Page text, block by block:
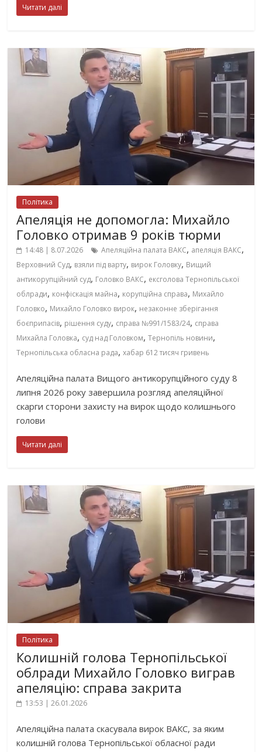
Читати далі
Політика
Апеляція не допомогла: Михайло
Головко отримав 9 років тюрми
14:48 | 8.07.2026 Апеляційна палата ВАКС, апеляція ВАКС,
Верховний Суд, взяли під варту, вирок Головку, Вищий
антикорупційний суд, Головко ВАКС, ексголова Тернопільської
облради, конфіскація майна, корупційна справа, Михайло
Головко, Михайло Головко вирок, незаконне зберігання
боєприпасів, рішення суду, справа №991/1583/24, справа
Михайла Головка, суд над Головком,Тернопіль новини,
Тернопільська обласна рада,хабар 612 тисяч гривень
Апеляційна палата Вищого антикорупційного суду 8
липня 2026 року завершила розгляд апеляційної
скарги сторони захисту на вирок щодо колишнього
голови
Читати далі
Політика
Колишній голова Тернопільської
облради Михайло Головко виграв
апеляцію: справа закрита
13:53 | 26.01.2026
Апеляційна палата скасувала вирок ВАКС, за яким
колишній голова Тернопільської обласної ради